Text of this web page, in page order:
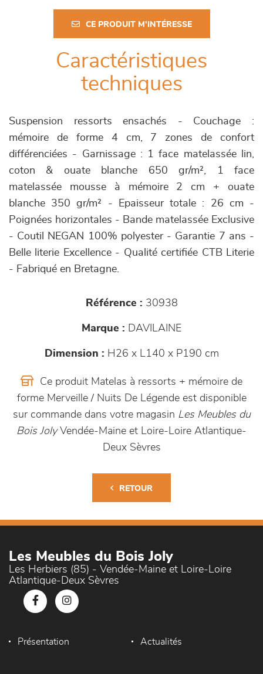
CE PRODUIT M'INTÉRESSE
Caractéristiques
techniques
Suspension ressorts ensachés - Couchage :
mémoire de forme 4 cm, 7 zones de confort
différenciées - Garnissage : 1 face matelassée lin,
coton & ouate blanche 650 gr/m², 1 face
matelassée mousse à mémoire 2 cm + ouate
blanche 350 gr/m² - Epaisseur totale : 26 cm -
Poignées horizontales - Bande matelassée Exclusive
- Coutil NEGAN 100% polyester - Garantie 7 ans -
Belle literie Excellence - Qualité certifiée CTB Literie
- Fabriqué en Bretagne.
Référence : 30938
Marque : DAVILAINE
Dimension : H26 x L140 x P190 cm
Ce produit Matelas à ressorts + mémoire de
forme Merveille / Nuits De Légende est disponible
sur commande dans votre magasin Les Meubles du
Bois JolyVendée-Maine et Loire-Loire Atlantique-
Deux Sèvres
RETOUR
Les Meubles du Bois Joly
Les Herbiers (85) - Vendée-Maine et Loire-Loire
Atlantique-Deux Sèvres
Présentation Actualités